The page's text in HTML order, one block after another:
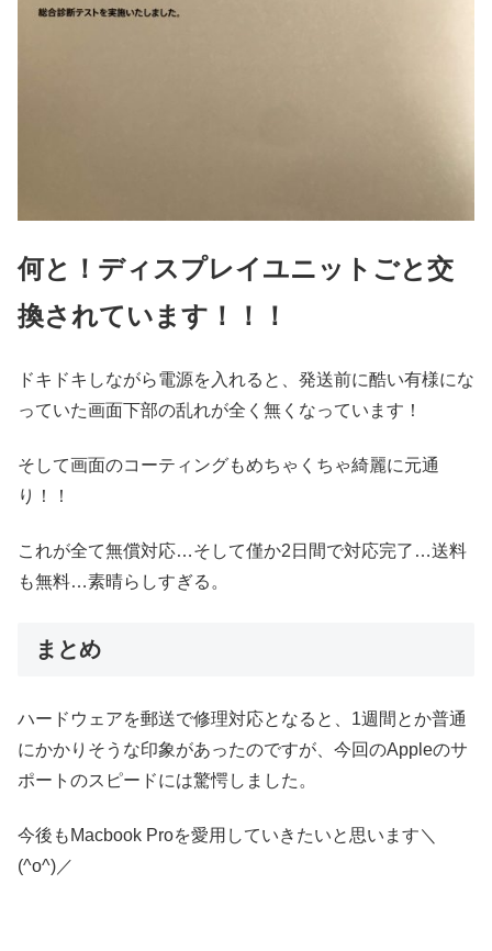
何と！ディスプレイユニットごと交
換されています！！！
ドキドキしながら電源を入れると、発送前に酷い有様にな
っていた画面下部の乱れが全く無くなっています！
そして画面のコーティングもめちゃくちゃ綺麗に元通
り！！
これが全て無償対応…そして僅か2日間で対応完了…送料
も無料…素晴らしすぎる。
まとめ
ハードウェアを郵送で修理対応となると、1週間とか普通
にかかりそうな印象があったのですが、今回のAppleのサ
ポートのスピードには驚愕しました。
今後もMacbook Proを愛用していきたいと思います＼
(^o^)／